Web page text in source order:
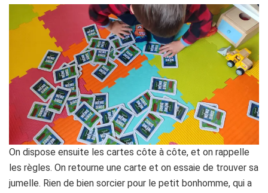
On dispose ensuite les cartes côte à côte, et on rappelle
les règles. On retourne une carte et on essaie de trouver sa
jumelle. Rien de bien sorcier pour le petit bonhomme, qui a